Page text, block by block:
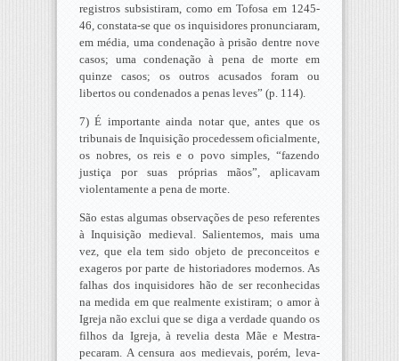
registros subsistiram, como em Tofosa em 1245-
46, constata-se que os inquisidores pronunciaram,
em média, uma condenação à prisão dentre nove
casos; uma condenação à pena de morte em
quinze casos; os outros acusados foram ou
libertos ou condenados a penas leves” (p. 114).
7) É importante ainda notar que, antes que os
tribunais de Inquisição procedessem oficialmente,
os nobres, os reis e o povo simples, “fazendo
justiça por suas próprias mãos”, aplicavam
violentamente a pena de morte.
São estas algumas observações de peso referentes
à Inquisição medieval. Salientemos, mais uma
vez, que ela tem sido objeto de preconceitos e
exageros por parte de historiadores modernos. As
falhas dos inquisidores hão de ser reconhecidas
na medida em que realmente existiram; o amor à
Igreja não exclui que se diga a verdade quando os
filhos da Igreja, à revelia desta Mãe e Mestra-
pecaram. A censura aos medievais, porém, leva-